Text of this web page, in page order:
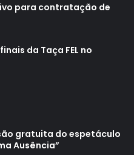
para contratação de
da Taça FEL no
gratuita do espetáculo
Ausência”